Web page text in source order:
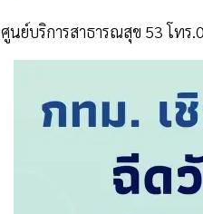
ศูนย์บริการสาธารณสุข 53 โทร